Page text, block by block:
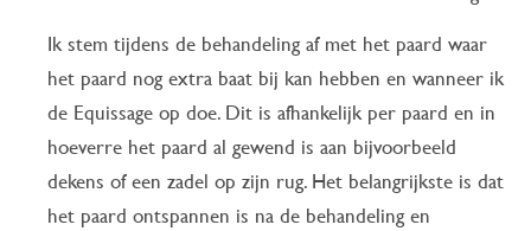
Ik stem tijdens de behandeling af met het paard waar
het paard nog extra baat bij kan hebben en wanneer ik
de Equissage op doe. Dit is afhankelijk per paard en in
hoeverre het paard al gewend is aan bijvoorbeeld
dekens of een zadel op zijn rug. Het belangrijkste is dat
het paard ontspannen is na de behandeling en